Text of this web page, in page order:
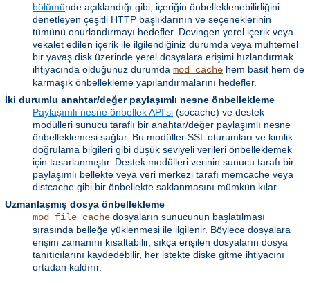
bölümünde açıklandığı gibi, içeriğin önbelleklenebilirliğini
denetleyen çeşitli HTTP başlıklarının ve seçeneklerinin
tümünü onurlandırmayı hedefler. Devingen yerel içerik veya
vekalet edilen içerik ile ilgilendiğiniz durumda veya muhtemel
bir yavaş disk üzerinde yerel dosyalara erişimi hızlandırmak
ihtiyacında olduğunuz durumda mod_cache hem basit hem de
karmaşık önbellekleme yapılandırmalarını hedefler.
İki durumlu anahtar/değer paylaşımlı nesne önbellekleme
Paylaşımlı nesne önbellek API'si (socache) ve destek
modülleri sunucu taraflı bir anahtar/değer paylaşımlı nesne
önbelleklemesi sağlar. Bu modüller SSL oturumları ve kimlik
doğrulama bilgileri gibi düşük seviyeli verileri önbelleklemek
için tasarlanmıştır. Destek modülleri verinin sunucu tarafı bir
paylaşımlı bellekte veya veri merkezi tarafı memcache veya
distcache gibi bir önbellekte saklanmasını mümkün kılar.
Uzmanlaşmış dosya önbellekleme
mod_file_cache dosyaların sunucunun başlatılması
sırasında belleğe yüklenmesi ile ilgilenir. Böylece dosyalara
erişim zamanını kısaltabilir, sıkça erişilen dosyaların dosya
tanıtıcılarını kaydedebilir, her istekte diske gitme ihtiyacını
ortadan kaldırır.